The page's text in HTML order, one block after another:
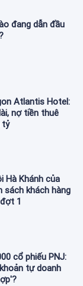
đang dẫn đầu
Atlantis Hotel:
nợ tiền thuê
tỷ
Hà Khánh của
sách khách hàng
1
cổ phiếu PNJ:
tự doanh